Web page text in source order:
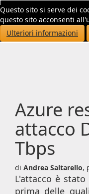
Questo sito si serve dei
questo sito acconsenti
Ulteriori informazioni
Azure
attacco
Tbps
di Andrea Saltarello,
L'attacco è
prima delle